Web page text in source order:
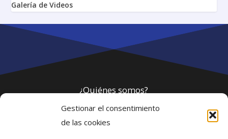
Gestionar el consentimiento
de las cookies
Galería de Videos
¿Quiénes somos?
Política de privacidad